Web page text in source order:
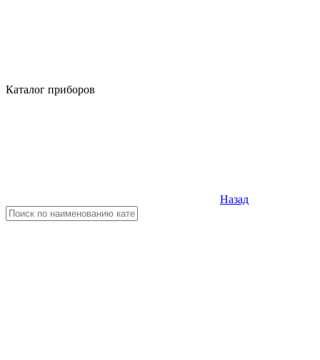
Каталог приборов
Назад